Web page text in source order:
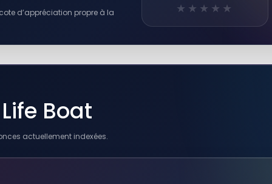
RÉSULTAT RAKUTEN À VÉRIFIER
Autres produits liés
RÉSULTAT RAKUTEN À VÉRIFIER
English Canal Life
d’appréciation propre à la
★★★★★
Boat
actuellement indexées.